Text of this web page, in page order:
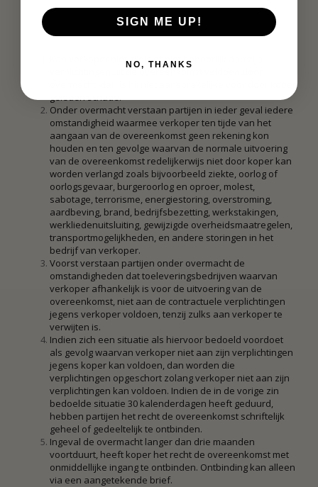
Kan verkoper niet, tijdig of niet behoorlijk aan zijn
verplichtingen uit de overeenkomst voldoen door
Onder overmacht verstaan partijen in ieder geval iedere
omstandigheid waarmee verkoper ten tijde van het
aangaan van de overeenkomst geen rekening kon
houden en ten gevolge waarvan de normale uitvoering
van de overeenkomst redelijkerwijs niet door koper kan
worden verlangd zoals bijvoorbeeld ziekte, oorlog of
oorlogsgevaar, burgeroorlog en oproer, molest,
sabotage, terrorisme, energiestoring, overstroming,
aardbeving, brand, bedrijfsbezetting, werkstakingen,
werkliedenuitsluiting, gewijzigde overheidsmaatregelen,
transportmogelijkheden, en andere storingen in het
bedrijf van verkoper.
Voorst verstaan partijen onder overmacht de
omstandigheden dat toeleveringsbedrijven waarvan
verkoper afhankelijk is voor de uitvoering van de
overeenkomst, niet aan de contractuele verplichtingen
jegens verkoper voldoen, tenzij zulks aan verkoper te
verwijten is.
Indien zich een situatie als hiervoor bedoeld voordoet
als gevolg waarvan verkoper niet aan zijn verplichtingen
jegens koper kan voldoen, dan worden die
verplichtingen opgeschort zolang verkoper niet aan zijn
verplichtingen kan voldoen. Indien de in de vorige zin
bedoelde situatie 30 kalenderdagen heeft geduurd,
hebben partijen het recht de overeenkomst schriftelijk
geheel of gedeeltelijk te ontbinden.
Ingeval de overmacht langer dan drie maanden
voortduurt, heeft koper het recht de overeenkomst met
onmiddellijke ingang te ontbinden. Ontbinding kan alleen
via een aangetekende brief.
SIGN ME UP!
NO, THANKS